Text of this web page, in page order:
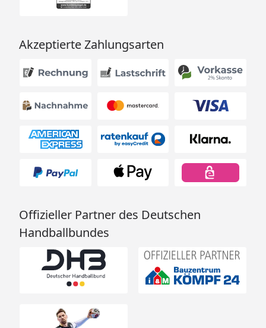
Akzeptierte Zahlungsarten
Offizieller Partner des Deutschen
Handballbundes